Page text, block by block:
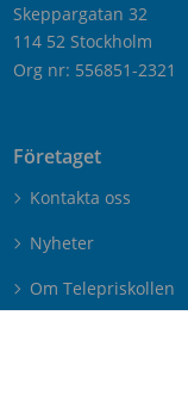
Skeppargatan 32
114 52 Stockholm
Org nr: 556851-2321
Företaget
Kontakta oss
Nyheter
Om Telepriskollen